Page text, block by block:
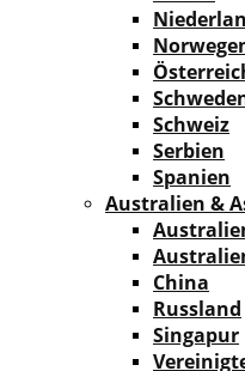
Schweiz
Serbien
Spanien
Australien &
China
Russland
Singapur